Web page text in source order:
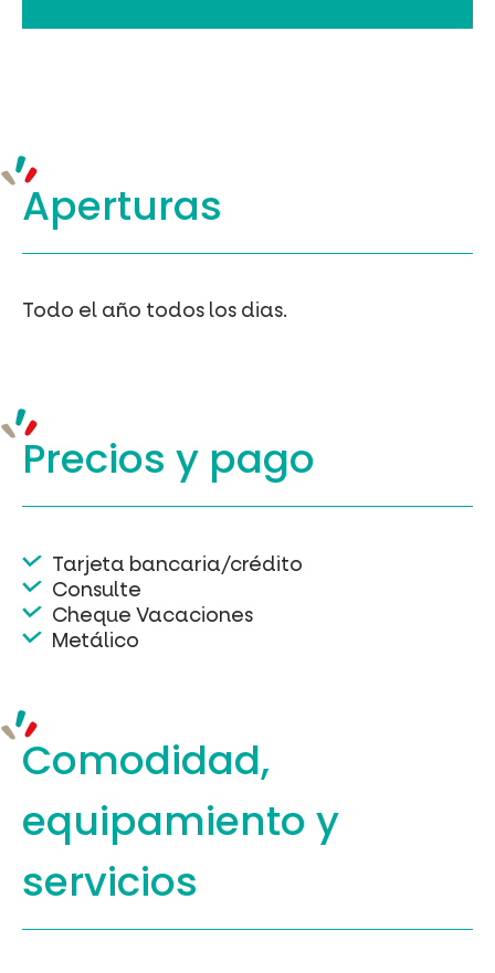
Aperturas
Todo el año todos los dias.
Precios y pago
Tarjeta bancaria/crédito
Consulte
Cheque Vacaciones
Metálico
Comodidad,
equipamientoy
servicios